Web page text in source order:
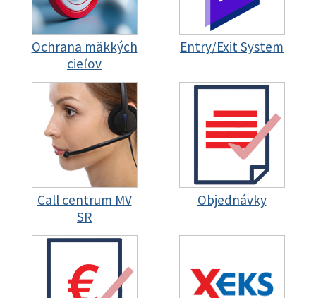
Ochrana mäkkých
cieľov
Entry/Exit System
Call centrum MV
SR
Objednávky